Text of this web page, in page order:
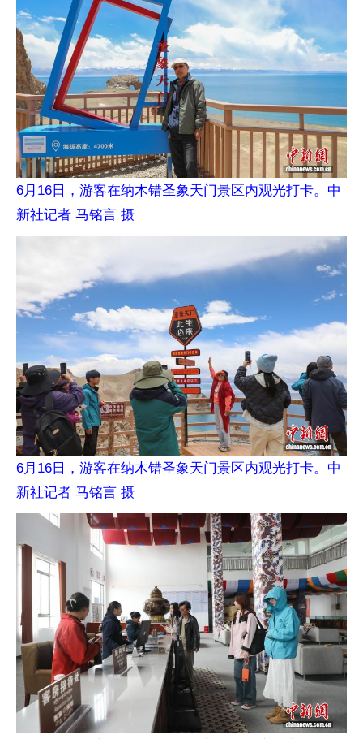
6月16日，游客在纳木错圣象天门景区内观光打卡。中
新社记者 马铭言 摄
6月16日，游客在纳木错圣象天门景区内观光打卡。中
新社记者 马铭言 摄